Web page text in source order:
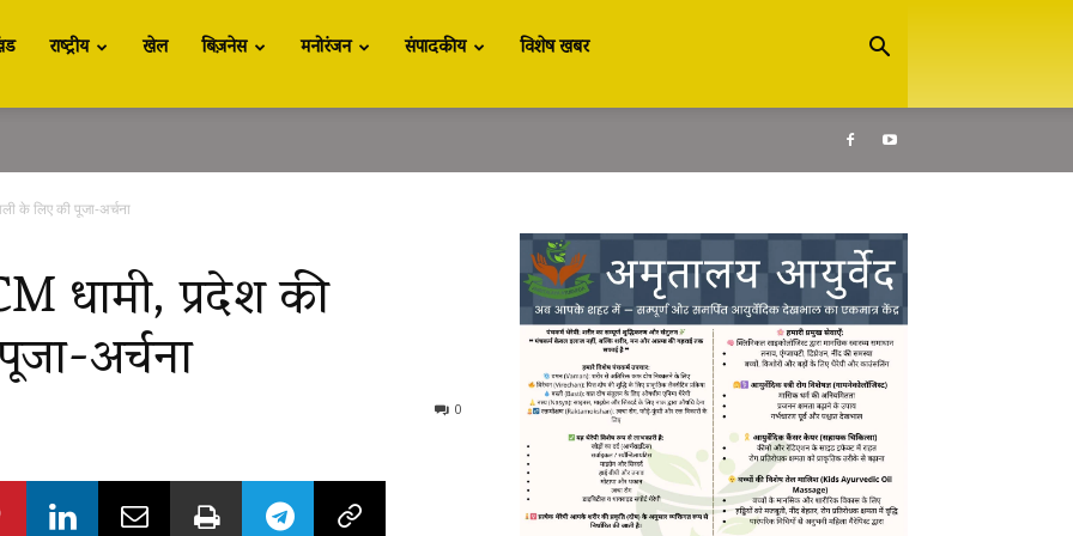
राष्ट्रीय खेल बिज़नेस मनोरंजन संपादकीय विशेष खबर
के लिए की पूजा-अर्चना
धामी, प्रदेश की
अर्चना
0